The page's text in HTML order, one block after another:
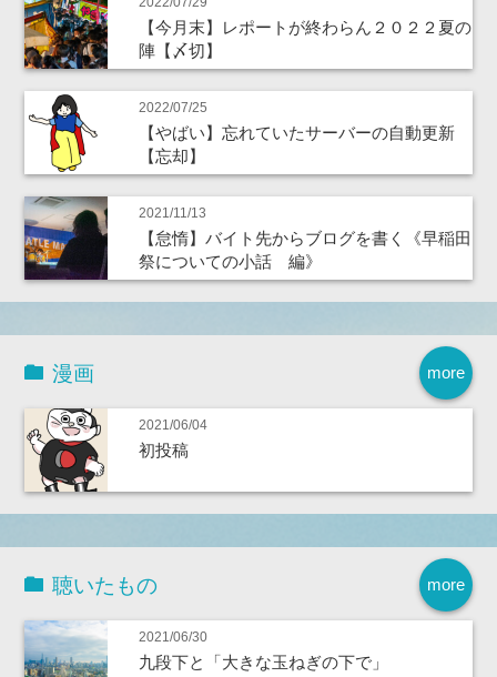
【今月末】レポートが終わらん２０２２夏の
陣【〆切】
2022/07/25
【やばい】忘れていたサーバーの自動更新
【忘却】
2021/11/13
【怠惰】バイト先からブログを書く《早稲田
祭についての小話 編》
more
漫画
2021/06/04
初投稿
more
聴いたもの
2021/06/30
九段下と「大きな玉ねぎの下で」